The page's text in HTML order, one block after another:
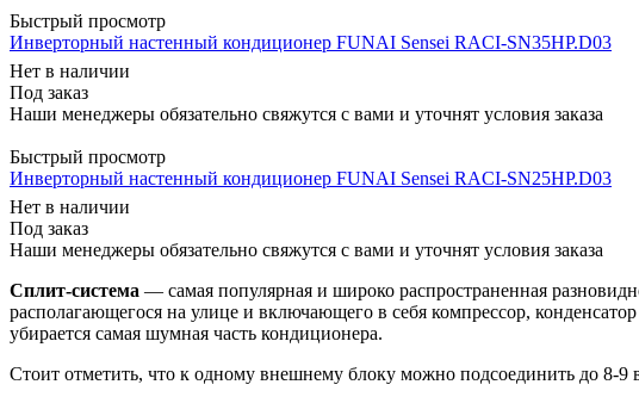
Быстрый просмотр
Инверторный настенный кондиционер FUNAI Sensei RACI-SN35HP.D03
Нет в наличии
Под заказ
Наши менеджеры обязательно свяжутся с вами и уточнят условия заказа
Быстрый просмотр
Инверторный настенный кондиционер FUNAI Sensei RACI-SN25HP.D03
Нет в наличии
Под заказ
Наши менеджеры обязательно свяжутся с вами и уточнят условия заказа
Сплит-система — самая популярная и широко распространенная
располагающегося на улице и включающего в себя компрессор,
убирается самая шумная часть кондиционера.
Стоит отметить, что к одному внешнему блоку можно подсоединить до 8-9